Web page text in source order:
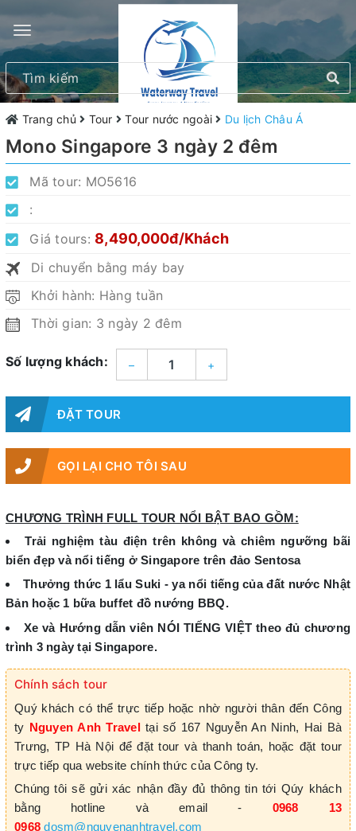
Trang chủ Tour Tour nước ngoài Du lịch Châu Á
Mono Singapore 3 ngày 2 đêm
Mã tour: MO5616
:
Giá tours: 8,490,000đ/Khách
Di chuyển bằng máy bay
Khởi hành: Hàng tuần
Thời gian: 3 ngày 2 đêm
Số lượng khách: – +
ĐẶT TOUR
GỌI LẠI CHO TÔI SAU
CHƯƠNG TRÌNH FULL TOUR NỔI BẬT BAO GỒM:
Trải nghiệm tàu điện trên không và chiêm ngưỡng bãi
biển đẹp và nổi tiếng ở Singapore trên đảo Sentosa
Thưởng thức 1 lẩu Suki - ya nổi tiếng của đất nước Nhật
Bản hoặc 1 bữa buffet đồ nướng BBQ.
Xe và Hướng dẫn viên NÓI TIẾNG VIỆT theo đủ chương
trình 3 ngày tại Singapore.
Chính sách tour
Quý khách có thể trực tiếp hoặc nhờ người thân đến Công
ty Nguyen Anh Travel
tại số 167 Nguyễn An Ninh, Hai Bà
Trưng, TP Hà Nội để đặt tour và thanh toán, hoặc đặt tour
trực tiếp qua website chính thức của Công ty.
Chúng tôi sẽ gửi xác nhận đầy đủ thông tin tới Qúy khách
bằng hotline và email - 0968 13
0968 dosm@nguyenanhtravel.com